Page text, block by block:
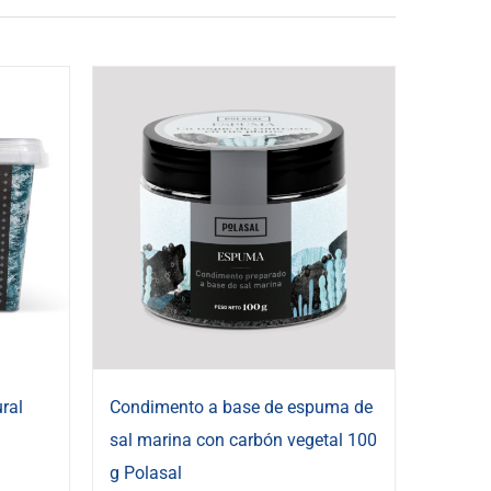
Condimento a base de espuma de
sal marina con carbón vegetal 100
g Polasal